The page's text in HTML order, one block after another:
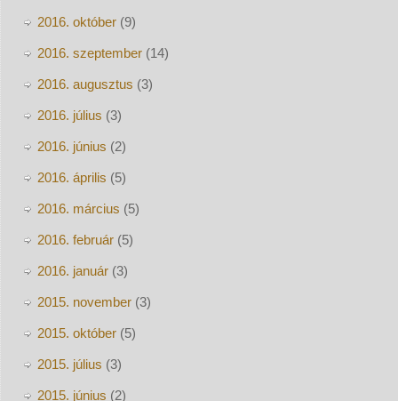
2016. október(9)
2016. szeptember(14)
2016. augusztus (3)
2016. július (3)
2016. június (2)
2016. április (5)
2016. március (5)
2016. február(5)
2016. január(3)
2015. november(3)
2015. október(5)
2015. július (3)
2015. június (2)